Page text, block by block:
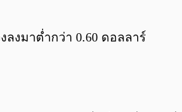
งมาต่ำกว่า 0.60 ดอลลาร์